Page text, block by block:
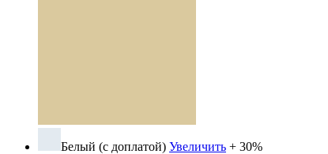
Белый (с доплатой) Увеличить + 30%